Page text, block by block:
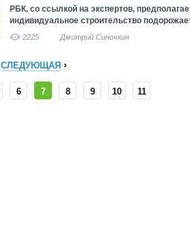
РБК, со ссылкой на экспертов,
индивидуальное строительство
2225 Дмитрий Синочкин
СЛЕДУЮЩАЯ
6 7 8 9 10 11